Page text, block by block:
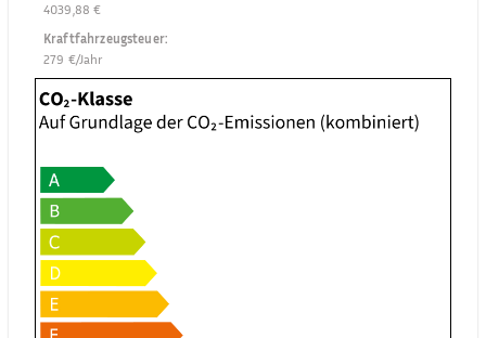
4039,88 €
Kraftfahrzeugsteuer:
279 €/Jahr